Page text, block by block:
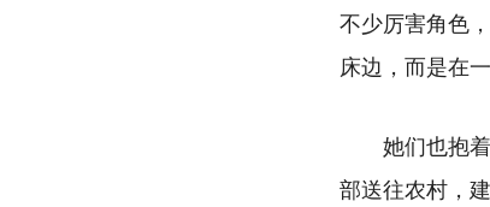
不少厉害角色
床边，而是在
她们也抱
部送往农村，